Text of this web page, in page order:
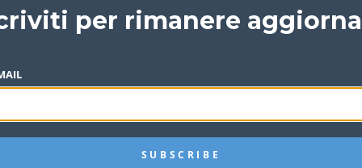
per rimanere